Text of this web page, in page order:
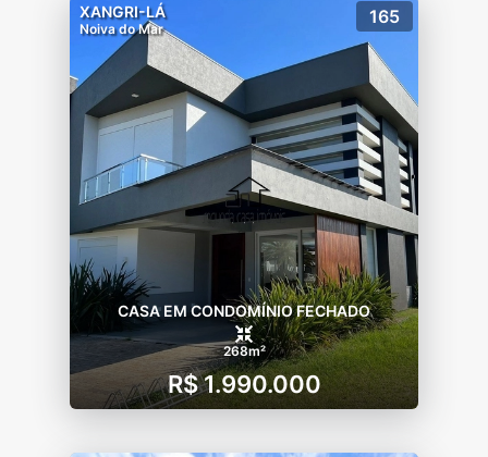
XANGRI-LÁ
Noiva do Mar
165
CASA EM CONDOMÍNIO FECHADO
268m²
R$ 1.990.000